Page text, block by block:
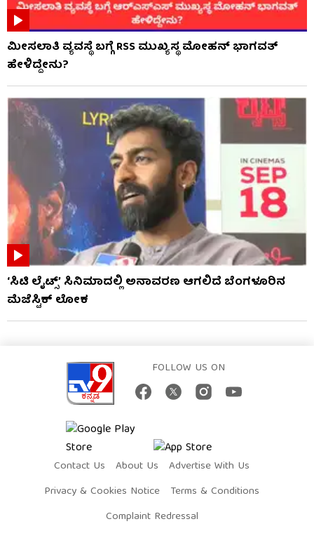
ಮೀಸಲಾತಿ ವ್ಯವಸ್ಥೆ ಬಗ್ಗೆ RSS​ ಮುಖ್ಯಸ್ಥ ಮೋಹನ್ ಭಾಗವತ್
ಹೇಳಿದ್ದೇನು?
‘ಸಿಟಿ ಲೈಟ್ಸ್’ ಸಿನಿಮಾದಲ್ಲಿ ಅನಾವರಣ ಆಗಲಿದೆ ಬೆಂಗಳೂರಿನ
ಮೆಜೆಸ್ಟಿಕ್ ಲೋಕ
FOLLOW US ON
Contact Us About Us
Advertise With Us
Privacy & Cookies Notice
Terms & Conditions
Complaint Redressal